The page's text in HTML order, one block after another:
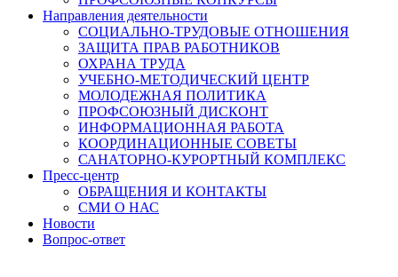
Направления деятельности
СОЦИАЛЬНО-ТРУДОВЫЕ ОТНОШЕНИЯ
ЗАЩИТА ПРАВ РАБОТНИКОВ
ОХРАНА ТРУДА
УЧЕБНО-МЕТОДИЧЕСКИЙ ЦЕНТР
МОЛОДЕЖНАЯ ПОЛИТИКА
ПРОФСОЮЗНЫЙ ДИСКОНТ
ИНФОРМАЦИОННАЯ РАБОТА
КООРДИНАЦИОННЫЕ СОВЕТЫ
САНАТОРНО-КУРОРТНЫЙ КОМПЛЕКС
Пресс-центр
ОБРАЩЕНИЯ И КОНТАКТЫ
СМИ О НАС
Новости
Вопрос-ответ